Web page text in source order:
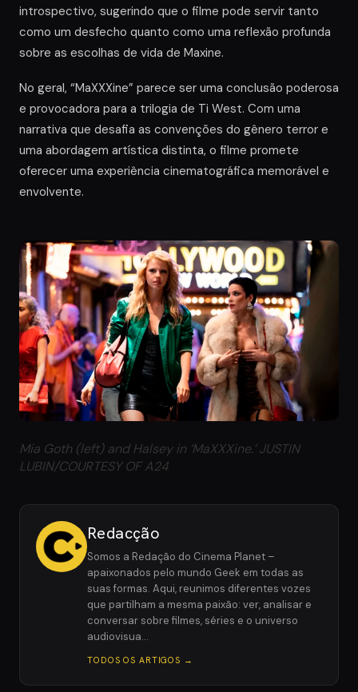
introspectivo, sugerindo que o filme pode servir tanto
como um desfecho quanto como uma reflexão profunda
sobre as escolhas de vida de Maxine.
No geral, “MaXXXine” parece ser uma conclusão poderosa
e provocadora para a trilogia de Ti West. Com uma
narrativa que desafia as convenções do gênero terror e
uma abordagem artística distinta, o filme promete
oferecer uma experiência cinematográfica memorável e
envolvente.
Mia Goth (left) and Halsey in ‘MaXXXine.’ JUSTIN
LUBIN/COURTESY OF A24
Redacção
Somos a Redação do Cinema Planet –
apaixonados pelo mundo Geek em todas as
suas formas. Aqui, reunimos diferentes vozes
que partilham a mesma paixão: ver, analisar e
conversar sobre filmes, séries e o universo
audiovisua…
TODOS OS ARTIGOS →